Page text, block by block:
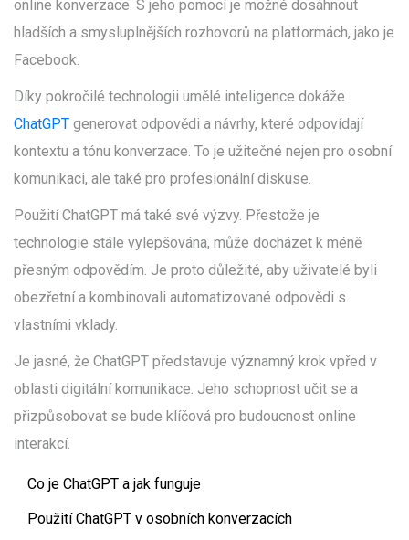
online konverzace. S jeho pomocí je možné dosáhnout
hladších a smysluplnějších rozhovorů na platformách, jako je
Facebook.
Díky pokročilé technologii umělé inteligence dokáže
ChatGPT generovat odpovědi a návrhy, které odpovídají
kontextu a tónu konverzace. To je užitečné nejen pro osobní
komunikaci, ale také pro profesionální diskuse.
Použití ChatGPT má také své výzvy. Přestože je
technologie stále vylepšována, může docházet k méně
přesným odpovědím. Je proto důležité, aby uživatelé byli
obezřetní a kombinovali automatizované odpovědi s
vlastními vklady.
Je jasné, že ChatGPT představuje významný krok vpřed v
oblasti digitální komunikace. Jeho schopnost učit se a
přizpůsobovat se bude klíčová pro budoucnost online
interakcí.
Co je ChatGPT a jak funguje
Použití ChatGPT v osobních konverzacích